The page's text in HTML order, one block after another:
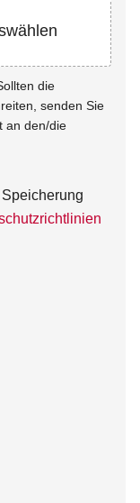
die
senden Sie
an den/die